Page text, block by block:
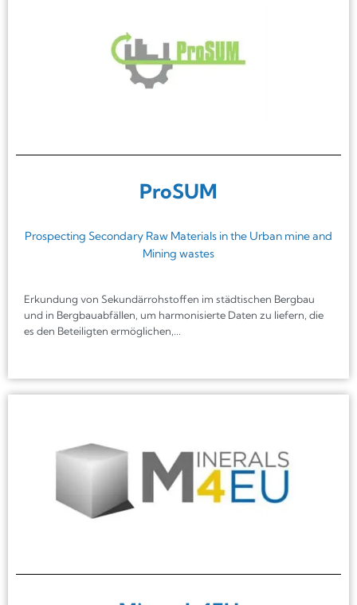
ProSUM
Prospecting Secondary Raw Materials in the Urban mine and
Mining wastes
Erkundung von Sekundärrohstoffen im städtischen Bergbau
und in Bergbauabfällen, um harmonisierte Daten zu liefern, die
es den Beteiligten ermöglichen,...